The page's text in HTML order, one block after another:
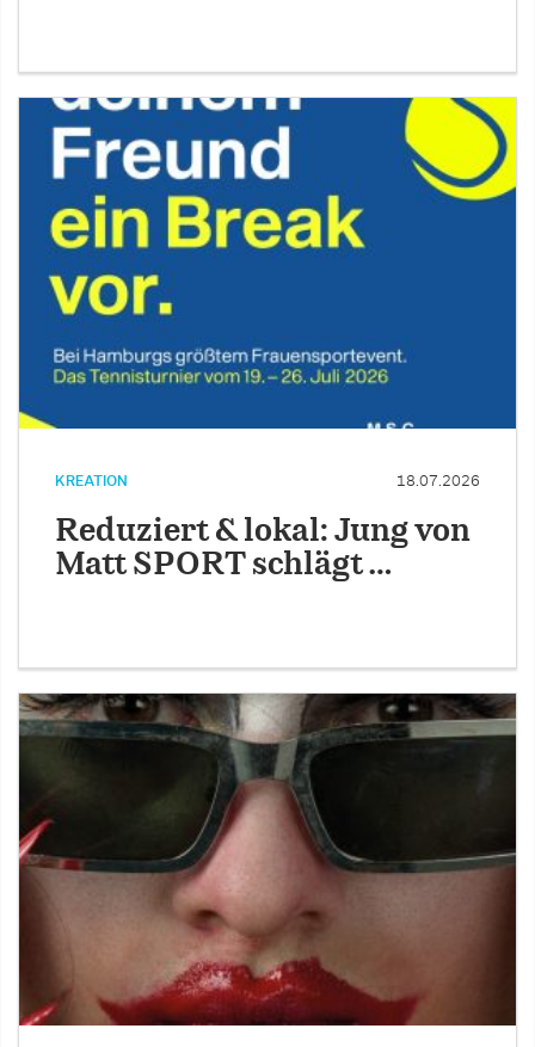
KREATION 18.07.2026
Reduziert & lokal: Jung von
Matt SPORT schlägt …